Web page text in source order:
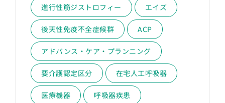
進行性筋ジストロフィー エイズ
後天性免疫不全症候群 ACP
アドバンス・ケア・プランニング
要介護認定区分 在宅人工呼吸器
医療機器 呼吸器疾患